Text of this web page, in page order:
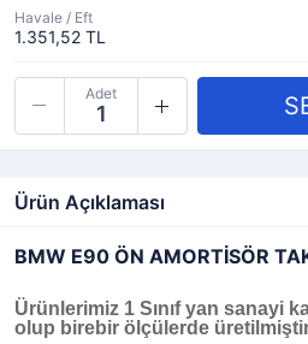
Havale / Eft
1.351,52 TL
Adet
Ürün Açıklaması
BMW E90 ÖN AMORTİSÖR
Ürünlerimiz 1 Sınıf yan sanayi
olup birebir ölçülerde